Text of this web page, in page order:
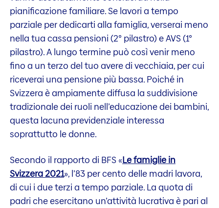
pianificazione familiare. Se lavori a tempo
parziale per dedicarti alla famiglia, verserai meno
nella tua cassa pensioni (2° pilastro) e AVS (1°
pilastro). A lungo termine può così venir meno
fino a un terzo del tuo avere di vecchiaia, per cui
riceverai una pensione più bassa. Poiché in
Svizzera è ampiamente diffusa la suddivisione
tradizionale dei ruoli nell’educazione dei bambini,
questa lacuna previdenziale interessa
soprattutto le donne.
Secondo il rapporto di BFS «Le famiglie in
Svizzera 2021», l’83 per cento delle madri lavora,
di cui i due terzi a tempo parziale. La quota di
padri che esercitano un’attività lucrativa è pari al